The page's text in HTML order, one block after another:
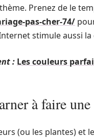
Prenez de le
pas-cher-74/
stimule aussi la
: Les couleurs
à faire
(ou les plantes) et